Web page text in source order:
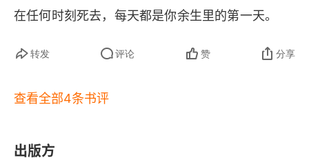
在任何时刻死去，每天都是你余生里的第一天。
转发 评论 赞 分享
查看全部4条书评
出版方